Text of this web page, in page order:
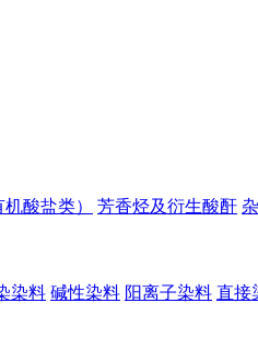
酸盐类） 芳香烃及衍生酸酐
染料 碱性染料 阳离子染料 直接